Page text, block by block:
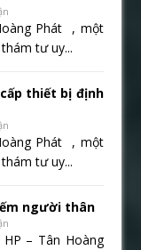
Phát , một
tư uy...
thiết bị định
Phát , một
tư uy...
người thân
– Tân Hoàng